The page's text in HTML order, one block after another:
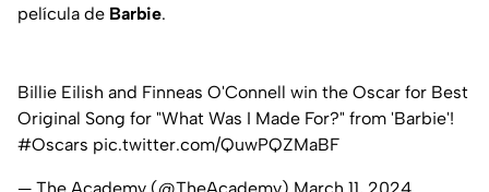
película de Barbie.
Billie Eilish and Finneas O'Connell win the Oscar for Best
Original Song for "What Was I Made For?" from 'Barbie'!
#Oscars pic.twitter.com/QuwPQZMaBF